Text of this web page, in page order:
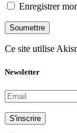
Enregistrer
Soumettre
Ce site utilise
Newsletter
S'inscrire